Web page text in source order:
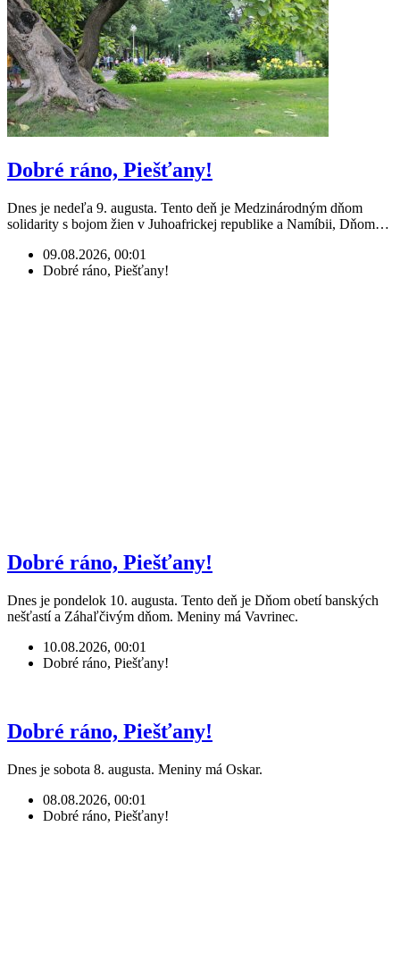
Dobré ráno, Piešťany!
Dnes je nedeľa 9. augusta. Tento deň je Medzinárodným dňom
solidarity s bojom žien v Juhoafrickej republike a Namíbii, Dňom…
09.08.2026, 00:01
Dobré ráno, Piešťany!
Dobré ráno, Piešťany!
Dnes je pondelok 10. augusta. Tento deň je Dňom obetí banských
nešťastí a Záhaľčivým dňom. Meniny má Vavrinec.
10.08.2026, 00:01
Dobré ráno, Piešťany!
Dobré ráno, Piešťany!
Dnes je sobota 8. augusta. Meniny má Oskar.
08.08.2026, 00:01
Dobré ráno, Piešťany!